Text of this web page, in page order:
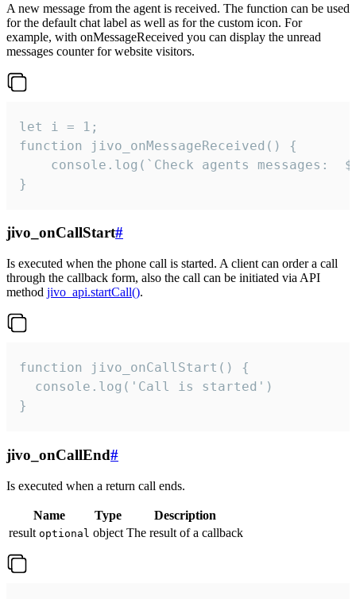
A new message from the agent is received. The function can be used
for the default chat label as well as for the custom icon. For
example, with onMessageReceived you can display the unread
messages counter for website visitors.
let i = 1;
function jivo_onMessageReceived() {
}
jivo_onCallStart#
Is executed when the phone call is started. A client can order a call
through the callback form, also the call can be initiated via API
method jivo_api.startCall().
function jivo_onCallStart() {
  console.log('Call is started')
}
jivo_onCallEnd#
Is executed when a return call ends.
Name Type
Description
result optional object The result of a callback